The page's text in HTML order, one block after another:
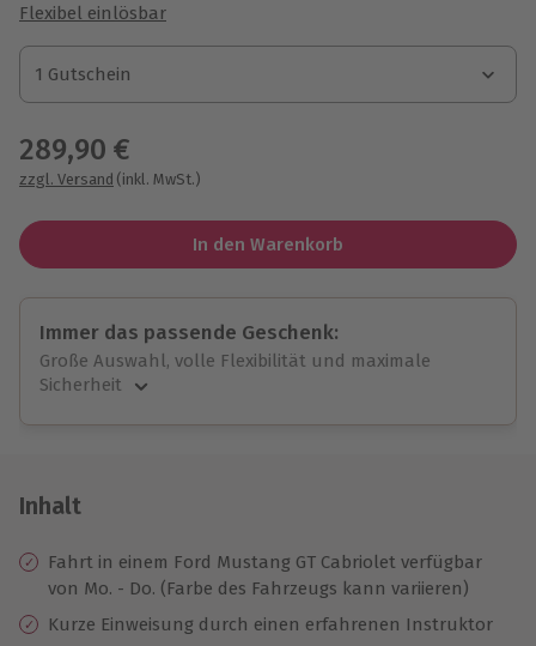
Flexibel einlösbar
1 Gutschein
1 Gutschein
1 Gutschein
289,90 €
zzgl. Versand (inkl. MwSt.)
In den Warenkorb
Immer das passende Geschenk:
Große Auswahl, volle Flexibilität und maximale
Sicherheit
Jeder Gutschein für alle Erlebnisse einlösbar.
10 Jahre gültig & verlängerbar.
Inhalt
Fahrt in einem Ford Mustang GT Cabriolet verfügbar
von Mo. - Do. (Farbe des Fahrzeugs kann variieren)
Kurze Einweisung durch einen erfahrenen Instruktor